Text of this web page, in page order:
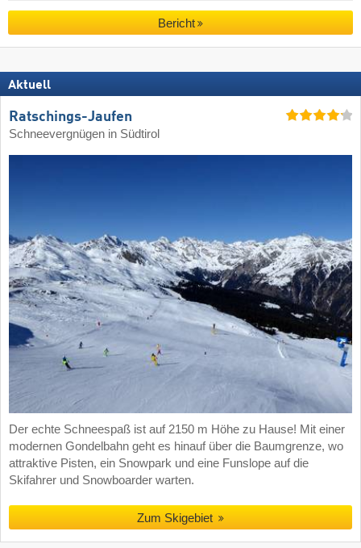
Bericht
Aktuell
Ratschings-Jaufen
Schneevergnügen in Südtirol
Der echte Schneespaß ist auf 2150 m Höhe zu Hause! Mit einer
modernen Gondelbahn geht es hinauf über die Baumgrenze, wo
attraktive Pisten, ein Snowpark und eine Funslope auf die
Skifahrer und Snowboarder warten.
Zum Skigebiet